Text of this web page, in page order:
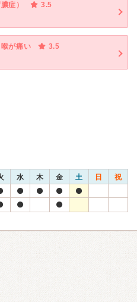
症）
3.5
が痛い
3.5
水 木 金 土 日 祝